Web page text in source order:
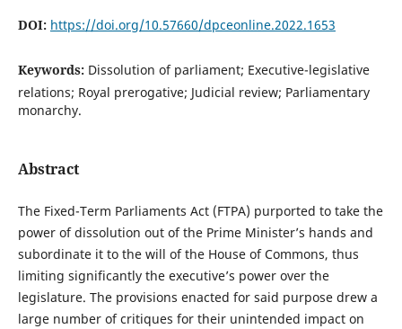
DOI: https://doi.org/10.57660/dpceonline.2022.1653
Keywords: Dissolution of parliament; Executive-legislative
relations; Royal prerogative; Judicial review; Parliamentary
monarchy.
Abstract
The Fixed-Term Parliaments Act (FTPA) purported to take the
power of dissolution out of the Prime Minister’s hands and
subordinate it to the will of the House of Commons, thus
limiting significantly the executive’s power over the
legislature. The provisions enacted for said purpose drew a
large number of critiques for their unintended impact on